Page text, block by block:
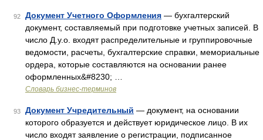
92 Документ Учетного Оформления — бухгалтерский
документ, составляемый при подготовке учетных записей. В
число Д.у.о. входят распределительные и группировочные
ведомости, расчеты, бухгалтерские справки, мемориальные
ордера, которые составляются на основании ранее
оформленных&#8230; …
Словарь бизнес-терминов
93 Документ Учредительный — документ, на основании
которого образуется и действует юридическое лицо. В их
число входят заявление о регистрации, подписанное